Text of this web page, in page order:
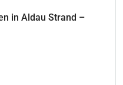
in Aldau Strand –